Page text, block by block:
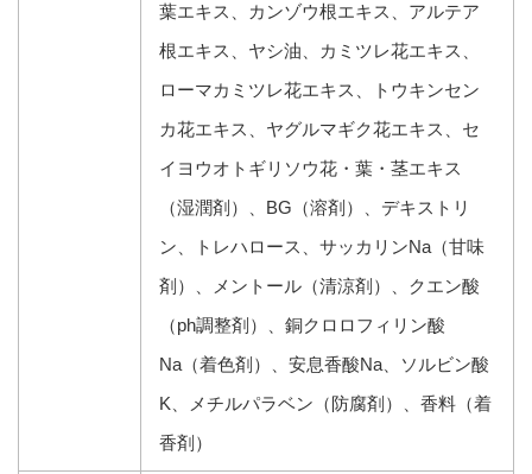
葉エキス、カンゾウ根エキス、アルテア
根エキス、ヤシ油、カミツレ花エキス、
ローマカミツレ花エキス、トウキンセン
カ花エキス、ヤグルマギク花エキス、セ
イヨウオトギリソウ花・葉・茎エキス
（湿潤剤）、BG（溶剤）、デキストリ
ン、トレハロース、サッカリンNa（甘味
剤）、メントール（清涼剤）、クエン酸
（ph調整剤）、銅クロロフィリン酸
Na（着色剤）、安息香酸Na、ソルビン酸
K、メチルパラベン（防腐剤）、香料（着
香剤）